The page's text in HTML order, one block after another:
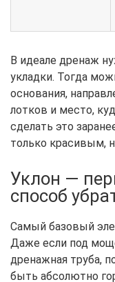
В идеале дренаж
укладки. Тогда
основания,
лотков и место,
сделать это
только красивым,
Уклон —
способ
Самый базовый
Даже если под
дренажная труба,
быть абсолютно